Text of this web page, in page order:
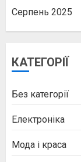
Серпень 2025
КАТЕГОРІЇ
Без категорії
Електроніка
Мода і краса